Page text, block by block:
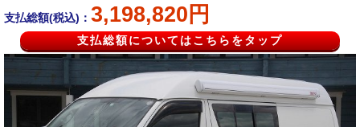
支払総額(税込)： 3,198,820円
支払総額についてはこちらをタップ